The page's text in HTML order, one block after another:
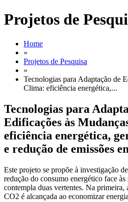
Projetos de
Home
»
Projetos de Pesquisa
»
Tecnologias para Adaptação de
Clima: eficiência energética,...
Tecnologias para
Edificações às
eficiência energética,
e redução de emissões
Este projeto se propõe à investigação
redução do consumo energético face
contempla duas vertentes. Na primeira,
CO2 é alcançada ao economizar